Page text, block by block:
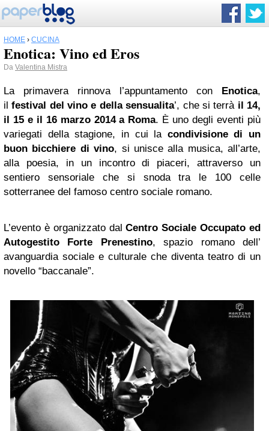
HOME › CUCINA
Enotica: Vino ed Eros
Da Valentina Mistra
La primavera rinnova l’appuntamento con Enotica,
ilfestival del vino e della sensualita’, che si terrà il 14,
il 15 e il 16 marzo 2014 a Roma. È uno degli eventi più
variegati della stagione, in cui lacondivisione di un
buon bicchiere di vino, si unisce alla musica, all’arte,
alla poesia, in un incontro di piaceri, attraverso un
sentiero sensoriale che si snoda tra le 100 celle
sotterranee del famoso centro sociale romano.
L’evento è organizzato dalCentro Sociale Occupato ed
Autogestito Forte Prenestino, spazio romano dell’
avanguardia sociale e culturale che diventa teatro di un
novello “baccanale”.